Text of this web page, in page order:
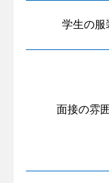
学生の服
面接の雰